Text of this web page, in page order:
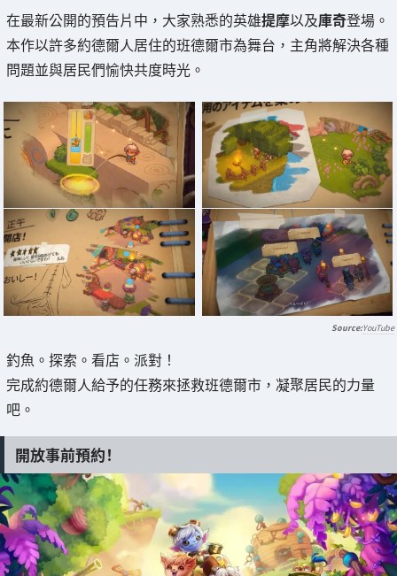
在最新公開的預告片中，大家熟悉的英雄提摩以及庫奇登場。
本作以許多約德爾人居住的班德爾市為舞台，主角將解決各種
問題並與居民們愉快共度時光。
YouTube
釣魚。探索。看店。派對！
完成約德爾人給予的任務來拯救班德爾市，凝聚居民的力量
吧。
開放事前預約！